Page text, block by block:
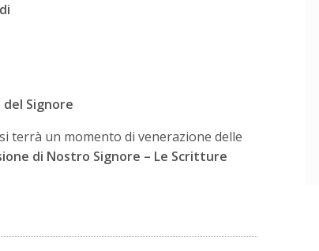
del Signore
terrà un momento di venerazione delle
di Nostro Signore – Le Scritture